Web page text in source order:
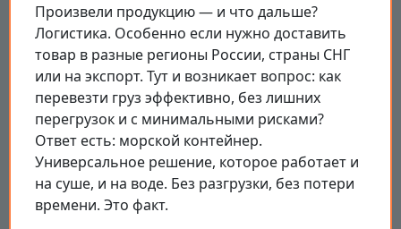
Произвели продукцию — и что дальше?
Логистика. Особенно если нужно доставить
товар в разные регионы России, страны СНГ
или на экспорт. Тут и возникает вопрос: как
перевезти груз эффективно, без лишних
перегрузок и с минимальными рисками?
Ответ есть: морской контейнер.
Универсальное решение, которое работает и
на суше, и на воде. Без разгрузки, без потери
времени. Это факт.